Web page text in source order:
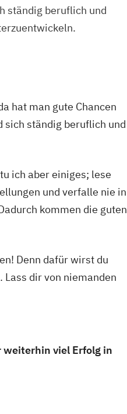
ständig beruflich und
hat man gute Chancen
sich ständig beruflich und
ich aber einiges; lese
und verfalle nie in
kommen die guten
Denn dafür wirst du
Lass dir von niemanden
weiterhin viel Erfolg in